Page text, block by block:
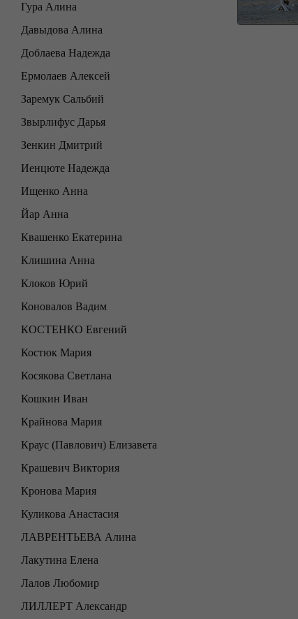
Гура Алина
Давыдова Алина
Доблаева Надежда
Ермолаев Алексей
Заремук Сальбий
Звырлифус Дарья
Зенкин Дмитрий
Иенцюте Надежда
Ищенко Анна
Йар Анна
Квашенко Екатерина
Клишина Анна
Клоков Юрий
Коновалов Вадим
КОСТЕНКО Евгений
Костюк Мария
Косякова Светлана
Кошкин Иван
Крайнова Мария
Краус (Павлович) Елизавета
Крашевич Виктория
Кронова Мария
Куликова Анастасия
ЛАВРЕНТЬЕВА Алина
Лакутина Елена
Лалов Любомир
ЛИЛЛЕРТ Александр